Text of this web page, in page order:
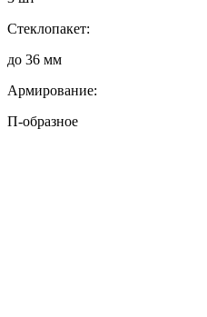
Стеклопакет:
до 36 мм
Армирование:
П-образное